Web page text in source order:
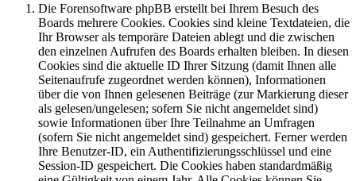
Die Forensoftware phpBB erstellt bei Ihrem Besuch des
Boards mehrere Cookies. Cookies sind kleine Textdateien, die
Ihr Browser als temporäre Dateien ablegt und die zwischen
den einzelnen Aufrufen des Boards erhalten bleiben. In diesen
Cookies sind die aktuelle ID Ihrer Sitzung (damit Ihnen alle
Seitenaufrufe zugeordnet werden können), Informationen
über die von Ihnen gelesenen Beiträge (zur Markierung dieser
als gelesen/ungelesen; sofern Sie nicht angemeldet sind)
sowie Informationen über Ihre Teilnahme an Umfragen
(sofern Sie nicht angemeldet sind) gespeichert. Ferner werden
Ihre Benutzer-ID, ein Authentifizierungsschlüssel und eine
Session-ID gespeichert. Die Cookies haben standardmäßig